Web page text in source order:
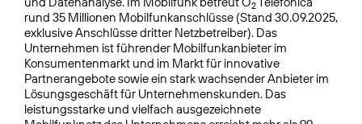
2
rund 35 Millionen Mobilfunkanschlüsse (Stand 30.09.2025,
exklusive Anschlüsse dritter Netzbetreiber). Das
Unternehmen ist führender Mobilfunkanbieter im
Konsumentenmarkt und im Markt für innovative
Partnerangebote sowie ein stark wachsender Anbieter im
Lösungsgeschäft für Unternehmenskunden. Das
leistungsstarke und vielfach ausgezeichnete